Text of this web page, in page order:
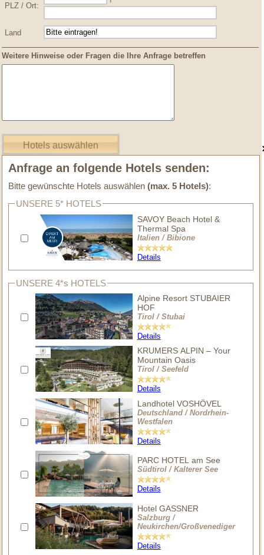
PLZ / Ort:
Land
Weitere Hinweise oder Fragen die Ihre Anfrage betreffen
Anfrage an folgende Hotels senden:
Bitte gewünschte Hotels auswählen (max. 5 Hotels):
UNSERE 5* HOTELS
SAVOY Beach Hotel &
Thermal Spa
Italien / Bibione
Details
UNSERE 4*s HOTELS
Alpine Resort STUBAIER
HOF
Tirol / Stubai
Details
KRUMERS ALPIN – Your
Mountain Oasis
Tirol / Seefeld
Details
Landhotel VOSHÖVEL
Deutschland / Nordrhein-
Westfalen
Details
PARC HOTEL am See
Südtirol / Kalterer See
Details
Hotel GASSNER
Salzburg /
Neukirchen/Großvenediger
Details